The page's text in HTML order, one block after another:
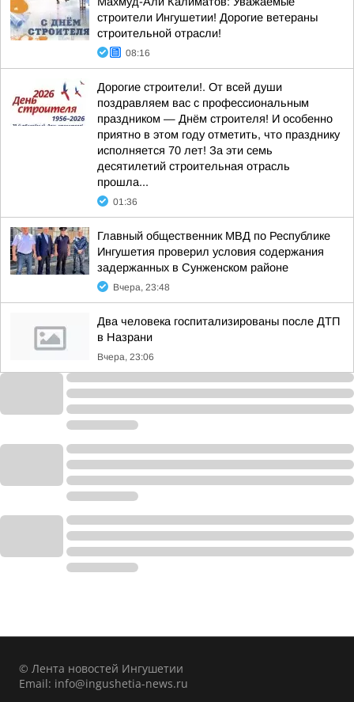
строители Ингушетии! Дорогие ветераны
строительной отрасли!
08:16
Дорогие строители!. От всей души
поздравляем вас с профессиональным
праздником — Днём строителя! И особенно
приятно в этом году отметить, что празднику
исполняется 70 лет! За эти семь
десятилетий строительная отрасль
прошла...
01:36
Главный общественник МВД по Республике
Ингушетия проверил условия содержания
задержанных в Сунженском районе
Вчера, 23:48
Два человека госпитализированы после ДТП
в Назрани
Вчера, 23:06
© Лента новостей Ингушетии
Email: info@ingushetia-news.ru